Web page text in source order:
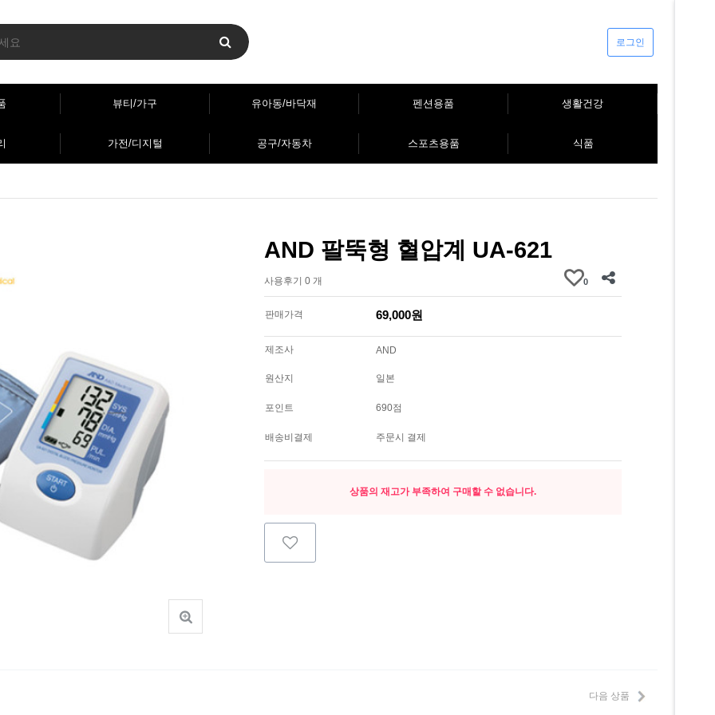
로그인
뷰티/가구 유아동/바닥재 펜션용품 생활건강
가전/디지털 공구/자동차 스포츠용품 식품
AND 팔뚝형 혈압계 UA-621
사용후기 0 개 0
판매가격 69,000원
제조사 AND
원산지 일본
포인트 690점
배송비결제 주문시 결제
상품의 재고가 부족하여 구매할 수 없습니다.
다음 상품